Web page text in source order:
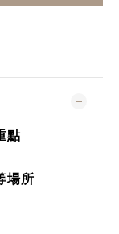
點
場所